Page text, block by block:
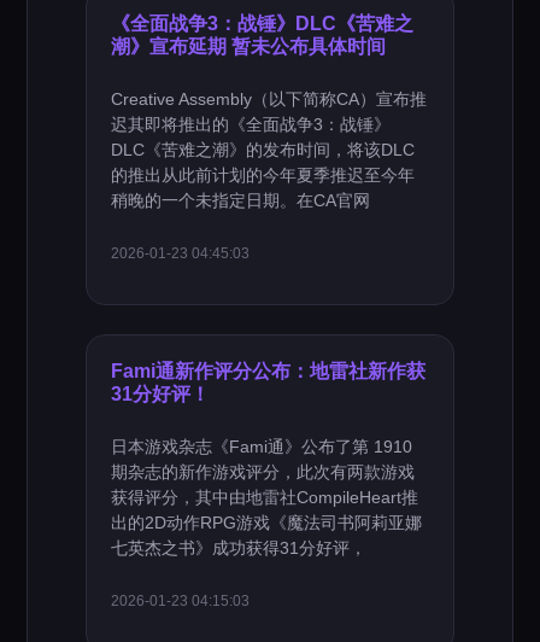
《全面战争3：战锤》DLC《苦难之
潮》宣布延期 暂未公布具体时间
Creative Assembly（以下简称CA）宣布推
迟其即将推出的《全面战争3：战锤》
DLC《苦难之潮》的发布时间，将该DLC
的推出从此前计划的今年夏季推迟至今年
稍晚的一个未指定日期。在CA官网
2026-01-23 04:45:03
Fami通新作评分公布：地雷社新作获
31分好评！
日本游戏杂志《Fami通》公布了第 1910
期杂志的新作游戏评分，此次有两款游戏
获得评分，其中由地雷社CompileHeart推
出的2D动作RPG游戏《魔法司书阿莉亚娜
七英杰之书》成功获得31分好评，
2026-01-23 04:15:03